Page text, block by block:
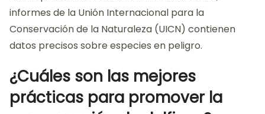
informes de la Unión Internacional para la
Conservación de la Naturaleza (UICN) contienen
datos precisos sobre especies en peligro.
¿Cuáles son las mejores
prácticas para promover la